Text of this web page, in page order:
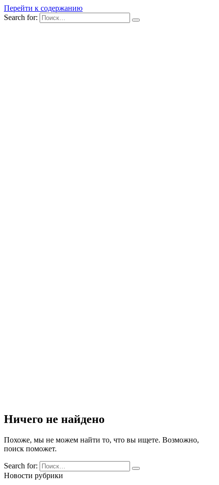
Перейти к содержанию
Search for:
Ничего не найдено
Похоже, мы не можем найти то, что вы ищете. Возможно,
поиск поможет.
Search for:
Новости рубрики